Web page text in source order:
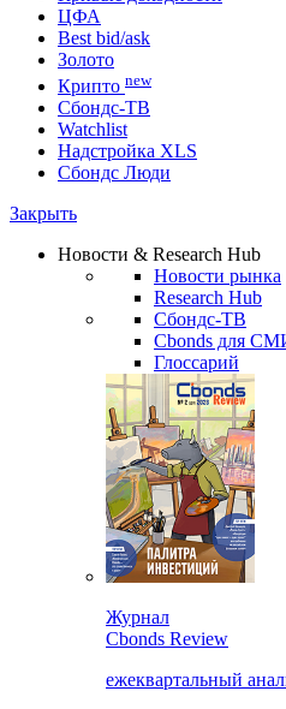
Портфель
Консенсусы
Поиск облигаций (ИИ)
Кривые доходности
ЦФА
Best bid/ask
Золото
Крипто new
Watchlist
Сбондс Люди
Новости & Research Hub
Новости рынка
Research Hub
Сбондс-ТВ
Cbonds для СМИ
Глоссарий